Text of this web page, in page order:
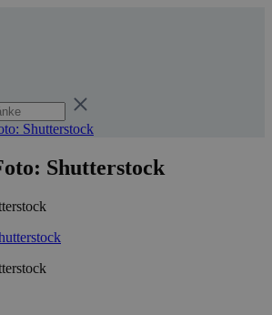
Shutterstock
Shutterstock